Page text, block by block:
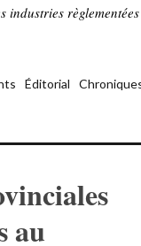
Éditorial
au